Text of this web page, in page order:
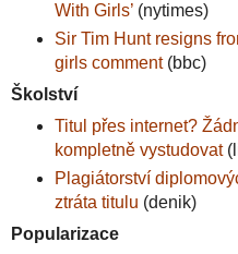
With Girls’(nytimes)
Sir Tim Hunt resigns
girls comment(bbc)
Školství
Titul přes internet?
kompletně vystudovat
Plagiátorství
ztráta titulu (denik)
Popularizace